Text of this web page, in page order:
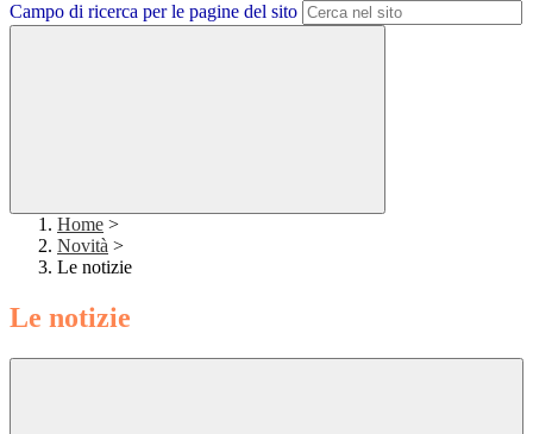
Campo di ricerca per le pagine del sito
Home >
Novità >
Le notizie
Le notizie